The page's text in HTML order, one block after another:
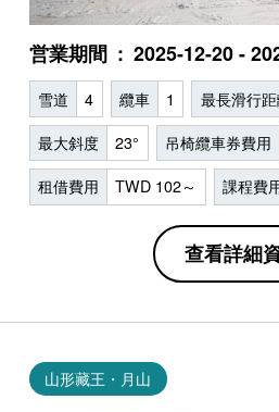
営業期間 2025-12-20 -
雪道 4 纜車 1 最長滑行
最大斜度 23° 吊椅纜車券費用
租借費用 TWD 102～ 課程費
查看詳細
山形藏王・月山